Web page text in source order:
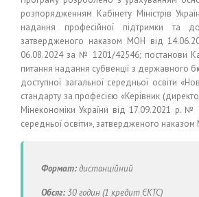
розпорядженням Кабінету Міністрів
надання професійної підтримки та
затвердженого наказом МОН від
06.08.2024 за № 1201/42546; постанови
питання надання субвенції з державного
доступної загальної середньої освіти
стандарту за професією «Керівник
Мінекономіки України від 17.09.2021 р.
середньої освіти», затвердженого наказом
Формат:дистанційний
Обсяг:30 годин (1 кредит ЄКТС)